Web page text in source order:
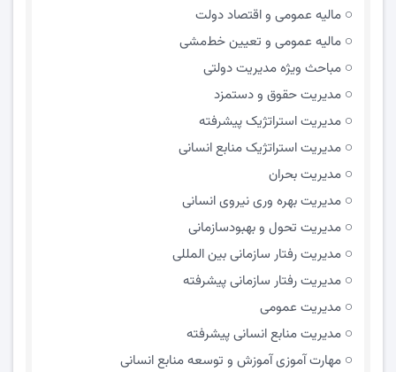
مالیه عمومی و اقتصاد دولت
مالیه عمومی و تعیین خط‌مشی
مباحث ویژه مدیریت دولتی
مديريت حقوق و دستمزد
مدیریت استراتژیک پیشرفته
مدیریت استراتژیک منابع انسانی
مدیریت بحران
مدیریت بهره وری نیروی انسانی
مدیریت تحول و بهبود‌سازمانی
مدیریت رفتار سازمانی بین المللی
مدیریت رفتار سازمانی پیشرفته
مدیریت عمومی
مدیریت منابع انسانی پیشرفته
مهارت آموزی آموزش و توسعه منابع انسانی